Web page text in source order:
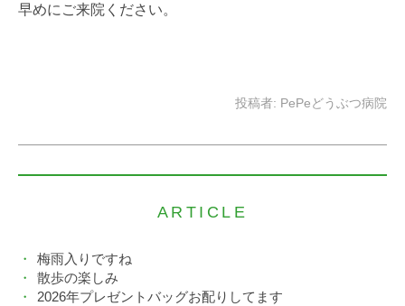
早めにご来院ください。
投稿者: PePeどうぶつ病院
ARTICLE
梅雨入りですね
散歩の楽しみ
2026年プレゼントバッグお配りしてます